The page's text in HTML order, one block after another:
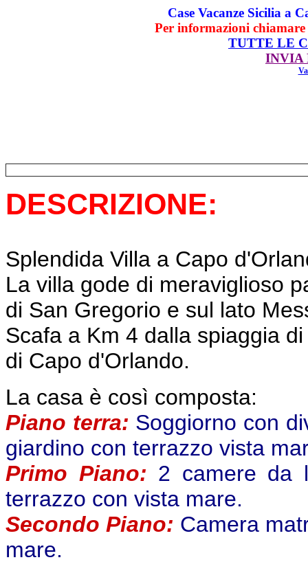
Case Vacanze Sicilia a
Per informazioni
TUTTE LE
INVIA
DESCRIZIONE:
Splendida Villa a Capo
La villa gode di meraviglioso
di San Gregorio e sul lato
Scafa a Km 4 dalla spiaggia
di Capo d'Orlando.
La casa è così composta:
Piano terra: Soggiorno con
giardino con terrazzo vista
Primo Piano: 2 camere da
terrazzo con vista mare.
Secondo Piano: Camera
mare.